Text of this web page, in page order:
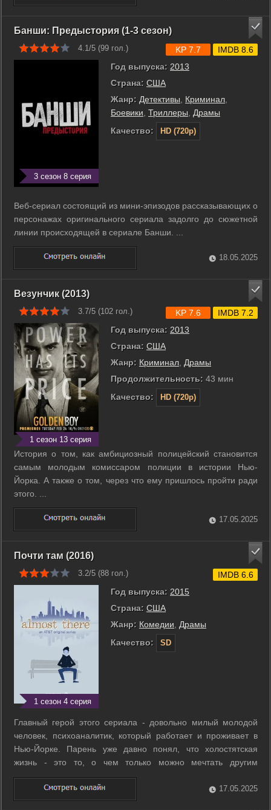
Банши: Предыстория (1-3 сезон)
4.1/5 (99 гол.)
3 сезон 8 серия
Год выпуска: 2013
Страна: США
Жанр: Детективы Криминал
Боевики Триллеры
Драмы
Качество:
HD (720p)
KP 7.7 IMDB 8.6
Веб-сериал состоящий из мини-эпизодов рассказывающих о
персонажах оригинального сериала задолго до сюжетной
линии происходящей в сериале Банши. ...
18.05.2025
Везунчик (2013)
3.7/5 (102 гол.)
1 сезон 13 серия
Год выпуска: 2013
Страна: США
Жанр: Криминал Драмы
Продолжительность: 43 мин
Качество:
HD (720p)
KP 7.6 IMDB 7.2
История о том, как амбициозный полицейский становится
самым молодым комиссаром полиции в истории Нью-
Йорка. А также о том, через что ему пришлось пройти ради
этого. ...
17.05.2025
Почти там (2016)
3.2/5 (88 гол.)
1 сезон 4 серия
Год выпуска: 2015
Страна: США
Жанр: Комедии
Драмы
Качество:
SD
IMDB 6.6
Главный герой этого сериала - довольно милый молодой
человек, психоаналитик, который работает и проживает в
Нью-Йорке. Парень уже давно понял, что холостятская
жизнь - это то, о чем только можно мечтать другим
мужчинам. Зато он среди них оказывается самым
счастливым, ведь не обременен семейными отношениями.
Главный герой все свободное время ...
17.05.2025